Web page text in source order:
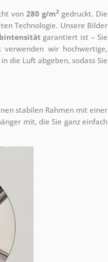
von 280 g/m2 gedruckt. Die
Technologie. Unsere Bilder
garantiert ist – Sie
verwenden wir hochwertige,
die Luft abgeben, sodass Sie
stabilen Rahmen mit einer
mit, die Sie ganz einfach